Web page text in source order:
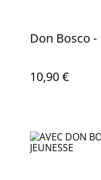
Don Bosco -
10,90 €